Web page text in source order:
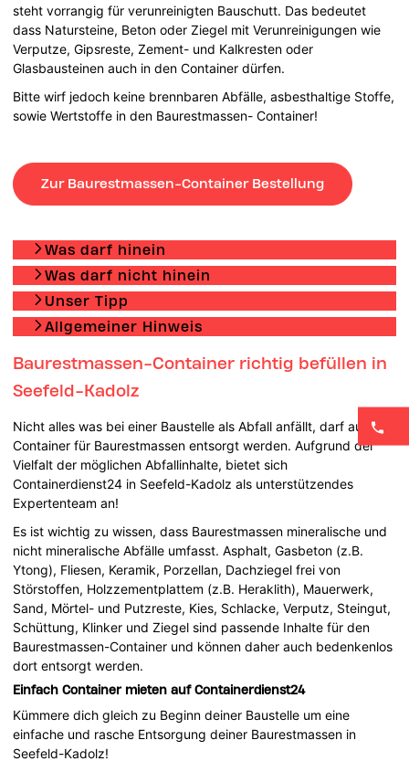
steht vorrangig für verunreinigten Bauschutt. Das bedeutet
dass Natursteine, Beton oder Ziegel mit Verunreinigungen wie
Verputze, Gipsreste, Zement- und Kalkresten oder
Glasbausteinen auch in den Container dürfen.
Bitte wirf jedoch keine brennbaren Abfälle, asbesthaltige Stoffe,
sowie Wertstoffe in den Baurestmassen- Container!
Zur Baurestmassen-Container Bestellung
Was darf hinein
Was darf nicht hinein
Unser Tipp
Allgemeiner Hinweis
Baurestmassen-Container richtig befüllen in
Seefeld-Kadolz
Nicht alles was bei einer Baustelle als Abfall anfällt, darf auch im
Container für Baurestmassen entsorgt werden. Aufgrund der
Vielfalt der möglichen Abfallinhalte, bietet sich
Containerdienst24 in Seefeld-Kadolz als unterstützendes
Expertenteam an!
Es ist wichtig zu wissen, dass Baurestmassen mineralische und
nicht mineralische Abfälle umfasst. Asphalt, Gasbeton (z.B.
Ytong), Fliesen, Keramik, Porzellan, Dachziegel frei von
Störstoffen, Holzzementplattem (z.B. Heraklith), Mauerwerk,
Sand, Mörtel- und Putzreste, Kies, Schlacke, Verputz, Steingut,
Schüttung, Klinker und Ziegel sind passende Inhalte für den
Baurestmassen-Container und können daher auch bedenkenlos
dort entsorgt werden.
Einfach Container mieten auf Containerdienst24
Kümmere dich gleich zu Beginn deiner Baustelle um eine
einfache und rasche Entsorgung deiner Baurestmassen in
Seefeld-Kadolz!